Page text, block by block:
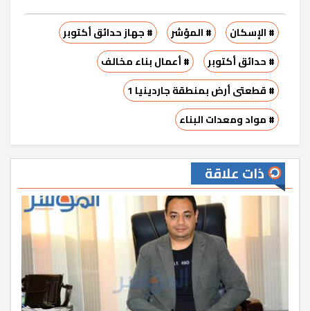
# الإسكان # المؤشر
# جهاز حدائق أكتوبر
# حدائق أكتوبر
# أعمال بناء مخالف
# قطعتى أرض بمنطقة جاردينيا 1
# مواد ومعدات البناء
ذات علاقة